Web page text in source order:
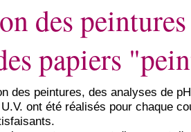
des
papiers
des peintures, des analyses de
ont été réalisés pour chaque